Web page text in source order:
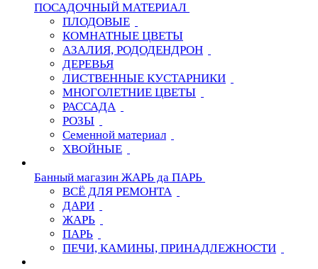
ПОСАДОЧНЫЙ МАТЕРИАЛ
ПЛОДОВЫЕ
КОМНАТНЫЕ ЦВЕТЫ
АЗАЛИЯ, РОДОДЕНДРОН
ДЕРЕВЬЯ
ЛИСТВЕННЫЕ КУСТАРНИКИ
МНОГОЛЕТНИЕ ЦВЕТЫ
РАССАДА
РОЗЫ
Семенной материал
ХВОЙНЫЕ
Банный магазин ЖАРЬ да ПАРЬ
ВСЁ ДЛЯ РЕМОНТА
ДАРИ
ЖАРЬ
ПАРЬ
ПЕЧИ, КАМИНЫ, ПРИНАДЛЕЖНОСТИ